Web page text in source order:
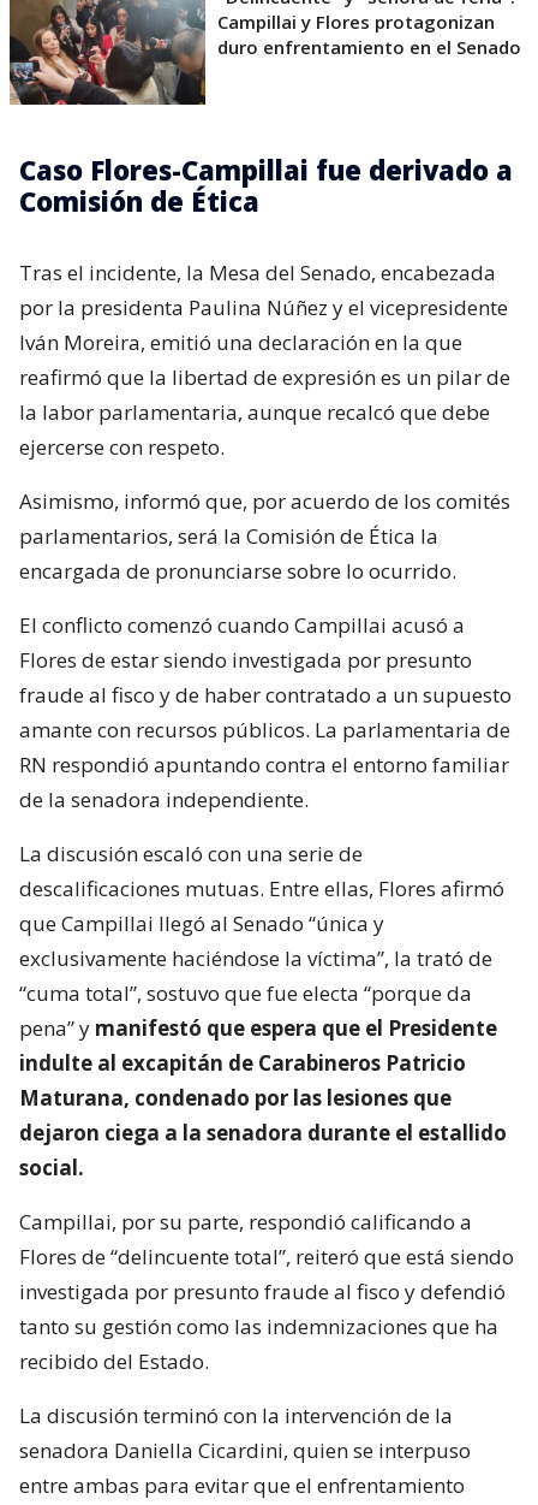
Campillai y Flores protagonizan
duro enfrentamiento en el Senado
Caso Flores-Campillai fue derivado a
Comisión de Ética
Tras el incidente, la Mesa del Senado, encabezada
por la presidenta Paulina Núñez y el vicepresidente
Iván Moreira, emitió una declaración en la que
reafirmó que la libertad de expresión es un pilar de
la labor parlamentaria, aunque recalcó que debe
ejercerse con respeto.
Asimismo, informó que, por acuerdo de los comités
parlamentarios, será la Comisión de Ética la
encargada de pronunciarse sobre lo ocurrido.
El conflicto comenzó cuando Campillai acusó a
Flores de estar siendo investigada por presunto
fraude al fisco y de haber contratado a un supuesto
amante con recursos públicos. La parlamentaria de
RN respondió apuntando contra el entorno familiar
de la senadora independiente.
La discusión escaló con una serie de
descalificaciones mutuas. Entre ellas, Flores afirmó
que Campillai llegó al Senado “única y
exclusivamente haciéndose la víctima”, la trató de
“cuma total”, sostuvo que fue electa “porque da
pena” y manifestó que espera que el Presidente
indulte al excapitán de Carabineros Patricio
Maturana, condenado por las lesiones que
dejaron ciega a la senadora durante el estallido
social.
Campillai, por su parte, respondió calificando a
Flores de “delincuente total”, reiteró que está siendo
investigada por presunto fraude al fisco y defendió
tanto su gestión como las indemnizaciones que ha
recibido del Estado.
La discusión terminó con la intervención de la
senadora Daniella Cicardini, quien se interpuso
entre ambas para evitar que el enfrentamiento